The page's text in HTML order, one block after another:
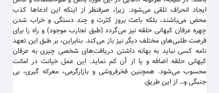
ایجاد انحراف تلقی می‌شود. زیرا، صرفنظر از اینکه این ادعاها کذب
محض می‌باشند، بلکه باعث بروز کثرت و چند دستگی و خراب شدن
چهره عرفان کیهانی حلقه نیز می‌گردد (طبق تجارب موجود) و راه را برای
فرصت طلبی‌های مختلف دیگر نیز باز می‌کند. بنابراین، بر طبق این تعهد
نامه کسی نباید به بهانه داشتن دریافت‌های شخصی چیزی به عرفان
کیهانی حلقه اضافه و یا از آن کم نماید. این عمل خیانت در امانت
محسوب می‌شود. همچنین فخرفروشی و بازارگرمی، معرکه گیری، بی
جنبگی و… از این طریق.